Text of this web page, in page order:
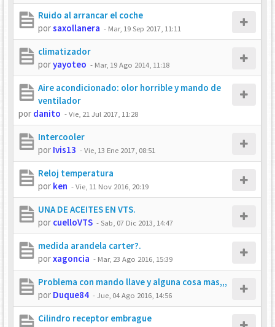
Ruido al arrancar el coche
porsaxollanera - Mar, 19 Sep 2017, 11:11
climatizador
poryayoteo - Mar, 19 Ago 2014, 11:18
Aire acondicionado: olor horrible y mando de
ventilador
por danito -Vie, 21 Jul 2017, 11:28
Intercooler
por Ivis13 -Vie, 13 Ene 2017, 08:51
Reloj temperatura
por ken -Vie, 11 Nov 2016, 20:19
UNA DE ACEITES EN VTS.
por cuelloVTS -Sab, 07 Dic 2013, 14:47
medida arandela carter?.
porxagoncia - Mar, 23 Ago 2016, 15:39
Problema con mando llave y alguna cosa mas,,,
por Duque84 -Jue, 04 Ago 2016, 14:56
Cilindro receptor embrague